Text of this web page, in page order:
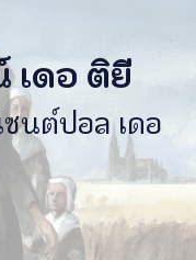
เดอ ติยี
นต์ปอล เดอ